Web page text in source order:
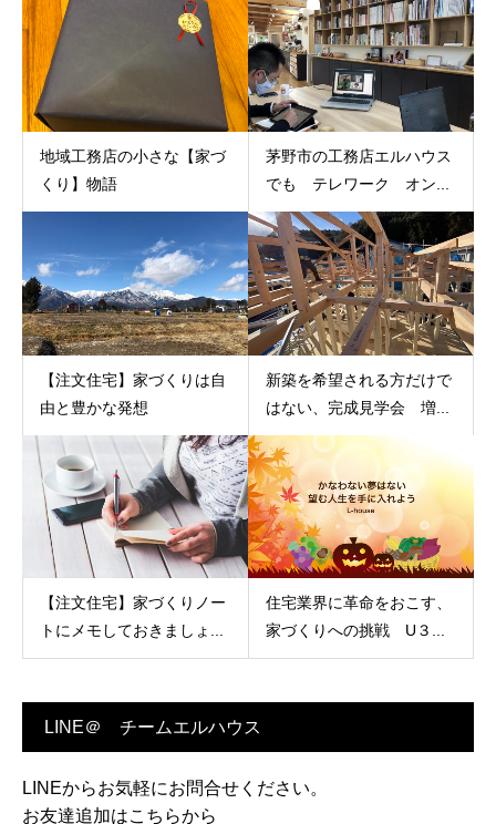
地域工務店の小さな【家づ
くり】物語
茅野市の工務店エルハウス
でも テレワーク オン...
【注文住宅】家づくりは自
由と豊かな発想
新築を希望される方だけで
はない、完成見学会 増...
【注文住宅】家づくりノー
トにメモしておきましょ...
住宅業界に革命をおこす、
家づくりへの挑戦 U３...
LINE＠ チームエルハウス
LINEからお気軽にお問合せください。
お友達追加はこちらから